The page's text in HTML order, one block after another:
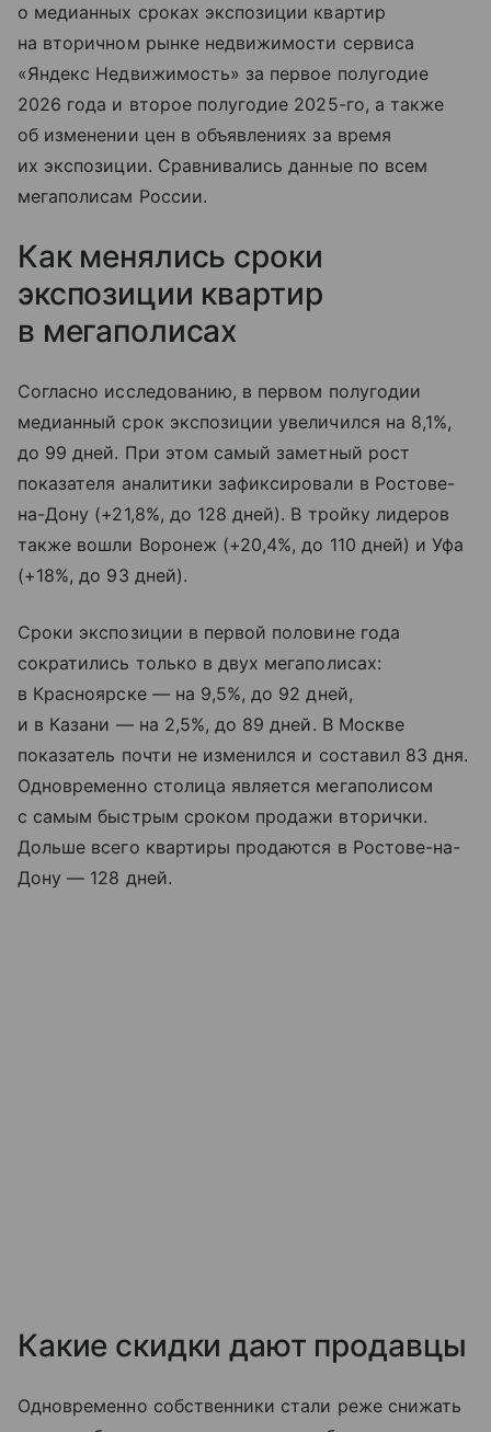
о медианных сроках экспозиции квартир
на вторичном рынке недвижимости сервиса
«Яндекс Недвижимость» за первое полугодие
2026 года и второе полугодие 2025-го, а также
об изменении цен в объявлениях за время
их экспозиции. Сравнивались данные по всем
мегаполисам России.
Как менялись сроки
экспозиции квартир
в мегаполисах
Согласно исследованию, в первом полугодии
медианный срок экспозиции увеличился на 8,1%,
до 99 дней. При этом самый заметный рост
показателя аналитики зафиксировали в Ростове-
на-Дону (+21,8%, до 128 дней). В тройку лидеров
также вошли Воронеж (+20,4%, до 110 дней) и Уфа
(+18%, до 93 дней).
Сроки экспозиции в первой половине года
сократились только в двух мегаполисах:
в Красноярске — на 9,5%, до 92 дней,
и в Казани — на 2,5%, до 89 дней. В Москве
показатель почти не изменился и составил 83 дня.
Одновременно столица является мегаполисом
с самым быстрым сроком продажи вторички.
Дольше всего квартиры продаются в Ростове-на-
Дону — 128 дней.
Какие скидки дают продавцы
Одновременно собственники стали реже снижать